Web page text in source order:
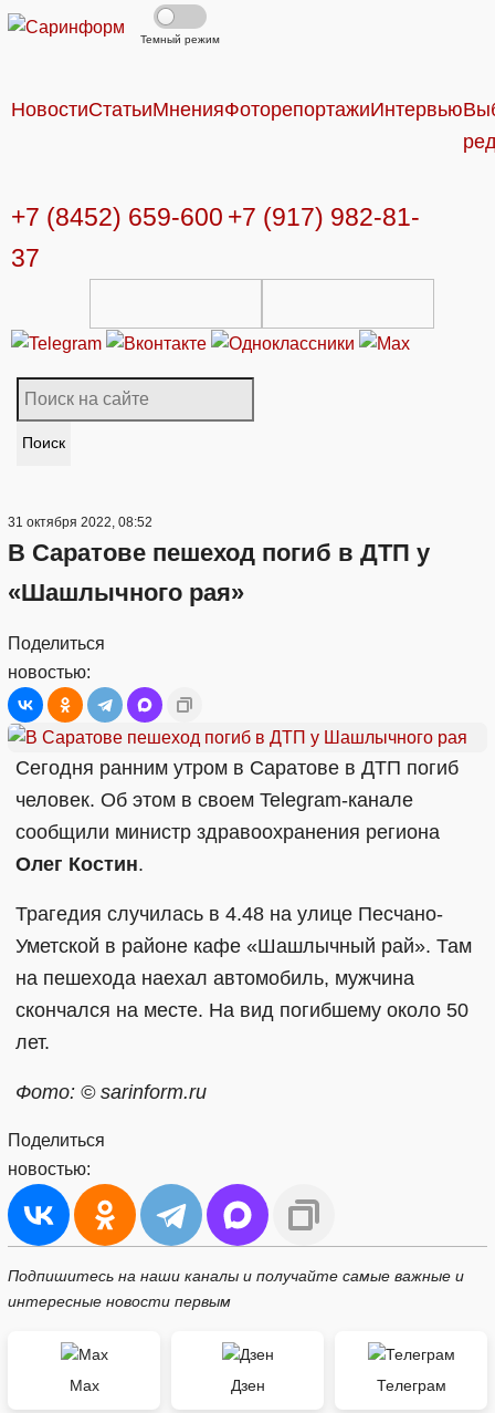
Темный режим
НовостиСтатьиМненияФоторепортажиИнтервью
+7 (8452) 659-600 +7 (917) 982-81-
37
Поиск
31 октября 2022, 08:52
В Саратове пешеход погиб в ДТП у
«Шашлычного рая»
Поделиться
новостью:
Сегодня ранним утром в Саратове в ДТП погиб
человек. Об этом в своем Telegram-канале
сообщили министр здравоохранения региона
Олег Костин.
Трагедия случилась в 4.48 на улице Песчано-
Уметской в районе кафе «Шашлычный рай». Там
на пешехода наехал автомобиль, мужчина
скончался на месте. На вид погибшему около 50
лет.
Фото: © sarinform.ru
Поделиться
новостью:
Подпишитесь на наши каналы и получайте самые важные и
интересные новости первым
Max Дзен Телеграм